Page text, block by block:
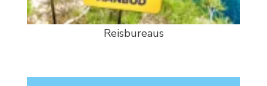
Reisbureaus